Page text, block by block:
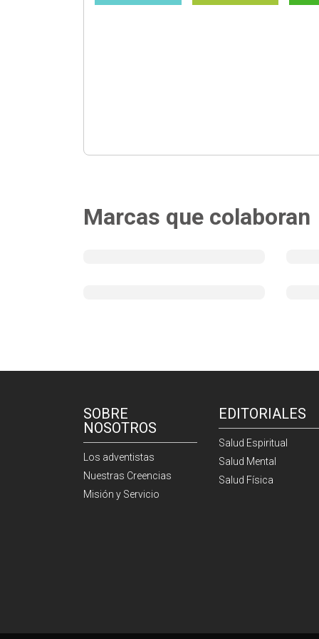
Marcas que colaboran
SOBRE
NOSOTROS
Los adventistas
Nuestras Creencias
Misión y Servicio
EDITORIALES
Salud Espiritual
Salud Mental
Salud Física